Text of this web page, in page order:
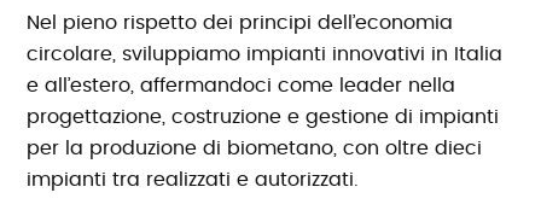
Nel pieno rispetto dei principi dell’economia
circolare, sviluppiamo impianti innovativi in Italia
e all’estero, affermandoci come leader nella
progettazione, costruzione e gestione di impianti
per la produzione di biometano, con oltre dieci
impianti tra realizzati e autorizzati.